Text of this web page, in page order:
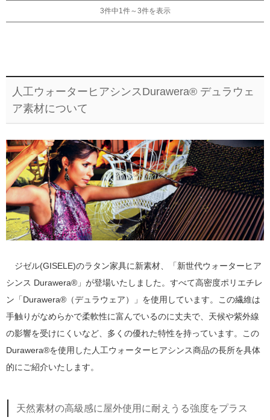
3件中1件～3件を表示
人工ウォーターヒアシンスDurawera® デュラウェ
ア素材について
ジゼル(GISELE)のラタン家具に新素材、「新世代ウォーターヒア
シンス Durawera®」が登場いたしました。すべて高密度ポリエチレ
ン「Durawera®（デュラウェア）」を使用しています。この繊維は
手触りがなめらかで柔軟性に富んでいるのに丈夫で、天候や紫外線
の影響を受けにくいなど、多くの優れた特性を持っています。この
Durawera®を使用した人工ウォーターヒアシンス商品の長所を具体
的にご紹介いたします。
天然素材の高級感に屋外使用に耐えうる強度をプラス